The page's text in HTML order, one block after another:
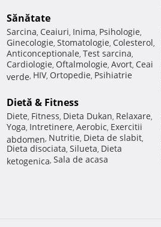
Sănătate
Sarcina, Ceaiuri, Inima, Psihologie,
Ginecologie, Stomatologie, Colesterol,
Anticonceptionale, Test sarcina,
Cardiologie, Oftalmologie, Avort, Ceai
verde, HIV, Ortopedie, Psihiatrie
Dietă & Fitness
Diete, Fitness, Dieta Dukan, Relaxare,
Yoga, Intretinere, Aerobic, Exercitii
abdomen, Nutritie, Dieta de slabit,
Dieta disociata, Silueta, Dieta
ketogenica, Sala de acasa